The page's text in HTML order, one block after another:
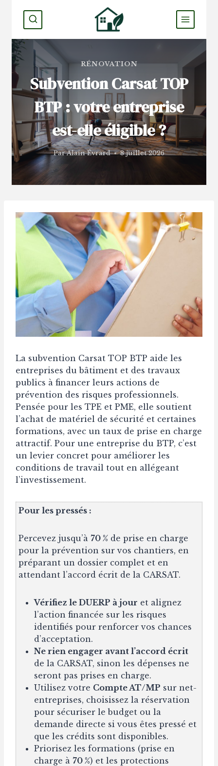
contenu
RÉNOVATION
Subvention Carsat TOP
BTP : votre entreprise
est-elle éligible ?
ParAlain Évrard 8 juillet 2026
La subvention Carsat TOP BTP aide les
entreprises du bâtiment et des travaux
publics à financer leurs actions de
prévention des risques professionnels.
Pensée pour les TPE et PME, elle soutient
l’achat de matériel de sécurité et certaines
formations, avec un taux de prise en charge
attractif. Pour une entreprise du BTP, c’est
un levier concret pour améliorer les
conditions de travail tout en allégeant
l’investissement.
Pour les pressés :
Percevez jusqu’à 70 % de prise en charge
pour la prévention sur vos chantiers, en
préparant un dossier complet et en
attendant l’accord écrit de la CARSAT.
Vérifiez le DUERP à jour et alignez
l’action financée sur les risques
identifiés pour renforcer vos chances
d’acceptation.
Ne rien engager avant l’accord écrit
de la CARSAT, sinon les dépenses ne
seront pas prises en charge.
Utilisez votre Compte AT/MP sur net-
entreprises, choisissez la réservation
pour sécuriser le budget ou la
demande directe si vous êtes pressé et
que les crédits sont disponibles.
Priorisez les formations (prise en
charge à 70 %) et les protections